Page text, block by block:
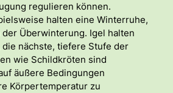
regulieren können.
halten eine Winterruhe,
Überwinterung. Igel halten
nächste, tiefere Stufe der
wie Schildkröten sind
äußere Bedingungen
Körpertemperatur zu